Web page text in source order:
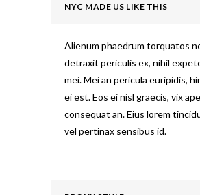
NYC MADE US LIKE THIS
Alienum phaedrum torquatos
detraxit periculis ex, nihil
mei. Mei an pericula euripidis,
ei est. Eos ei nisl graecis, vix
consequat an. Eius lorem
vel pertinax sensibus id.